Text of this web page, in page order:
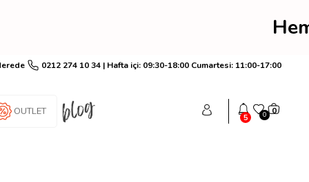
Hemen üye ol
0212 274 10 34 | Hafta içi: 09:30-18:00 Cumartesi: 11:00-17:00
OUTLET
5 0 0